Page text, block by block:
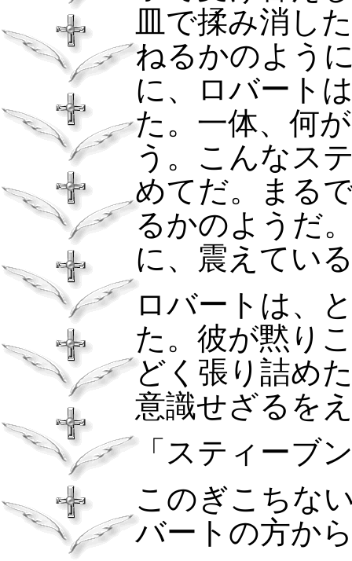
皿で揉み消し
ねるかのよう
に、ロバート
た。一体、何
う。こんなス
めてだ。まる
るかのようだ
に、震えてい
ロバートは、
た。彼が黙り
どく張り詰め
意識せざるを
「スティーブ
このぎこちな
バートの方か